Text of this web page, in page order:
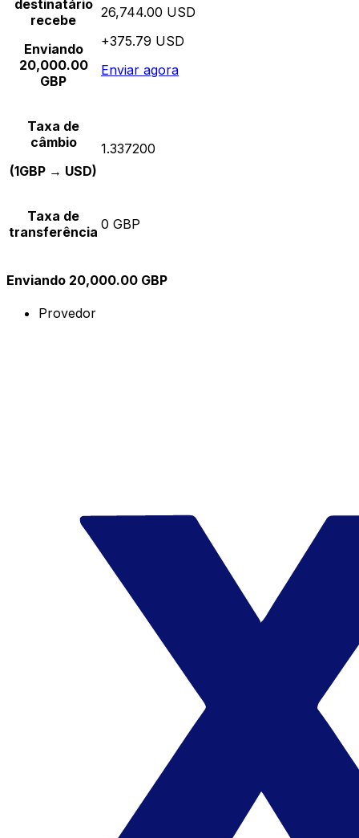
destinatário
recebe
Enviando
20,000.00
GBP
26,744.00 USD
+375.79 USD
Enviar agora
Taxa de
câmbio
(1GBP → USD)
1.337200
Taxa de
transferência 0 GBP
Enviando 20,000.00 GBP
Provedor